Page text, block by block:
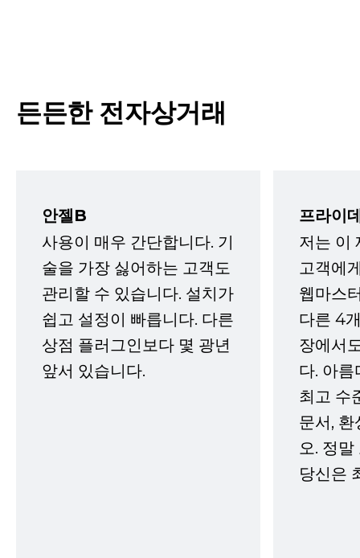
든든한 전자상거래
안젤B
사용이 매우 간단합니다. 기
술을 가장 싫어하는 고객도
관리할 수 있습니다. 설치가
쉽고 설정이 빠릅니다. 다른
상점 플러그인보다 몇 광년
앞서 있습니다.
프라이
저는 이
고객에
웹마스
다른 4
장에서
다. 아름
최고 수
문서,
오. 정
당신은